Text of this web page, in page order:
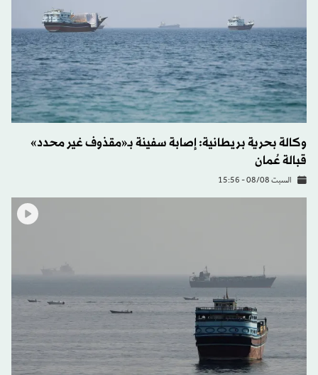
وكالة بحرية بريطانية: إصابة سفينة بـ«مقذوف غير محدد»
قبالة عُمان
السبت 08/08 - 15:56